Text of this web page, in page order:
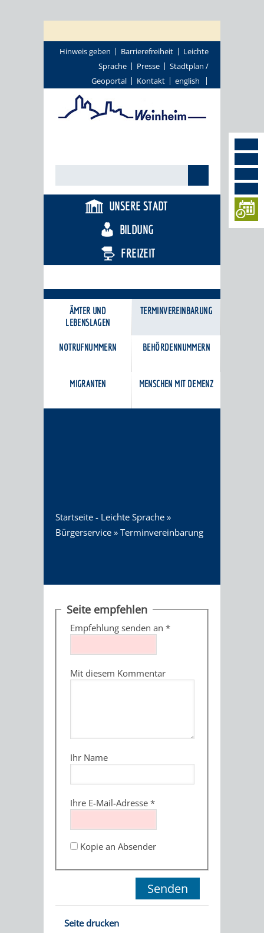
Hinweis geben Barrierefreiheit
Leichte
Sprache
Presse
Stadtplan /
Geoportal
Kontakt english
UNSERE STADT
BILDUNG
FREIZEIT
ÄMTER UND
LEBENSLAGEN
TERMINVEREINBARUNG
NOTRUFNUMMERN BEHÖRDENNUMMERN
MIGRANTEN MENSCHEN MIT DEMENZ
Startseite - Leichte Sprache »
Bürgerservice » Terminvereinbarung
Seite empfehlen
Empfehlung senden an *
Mit diesem Kommentar
Ihr Name
Ihre E-Mail-Adresse*
Kopie an Absender
Seite drucken